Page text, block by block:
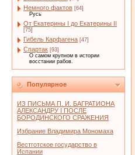
Немного фактов [64]
Русь
От Екатерины I до Екатерины II
[75]
Гибель Карфагена [47]
Спартак [93]
О самом крупном в истории
восстании рабов.
Популярное
ИЗ ПИСЬМА П. И. БАГРАТИОНА
АЛЕКСАНДРУ I ПОСЛЕ
БОРОДИНСКОГО СРАЖЕНИЯ
Избрание Владимира Мономаха
Вестготское государство в
Испании